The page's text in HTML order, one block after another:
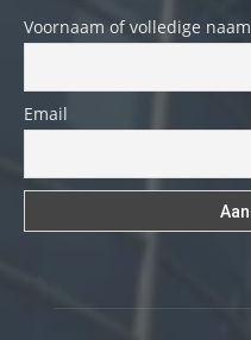
Voornaam of volledige naam
Email